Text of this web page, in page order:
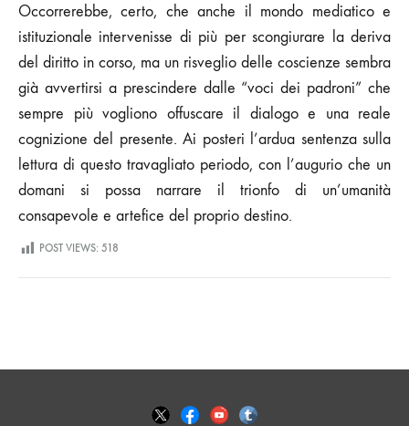
Occorrerebbe, certo, che anche il mondo mediatico e
istituzionale intervenisse di più per scongiurare la deriva
del diritto in corso, ma un risveglio delle coscienze sembra
già avvertirsi a prescindere dalle “voci dei padroni” che
sempre più vogliono offuscare il dialogo e una reale
cognizione del presente. Ai posteri l’ardua sentenza sulla
lettura di questo travagliato periodo, con l’augurio che un
domani si possa narrare il trionfo di un’umanità
consapevole e artefice del proprio destino.
POST VIEWS: 518